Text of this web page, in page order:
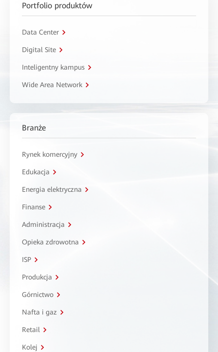
Portfolio produktów
Data Center
Digital Site
Inteligentny kampus
Wide Area Network
Branże
Rynek komercyjny
Edukacja
Energia elektryczna
Finanse
Administracja
Opieka zdrowotna
ISP
Produkcja
Górnictwo
Nafta i gaz
Retail
Kolej